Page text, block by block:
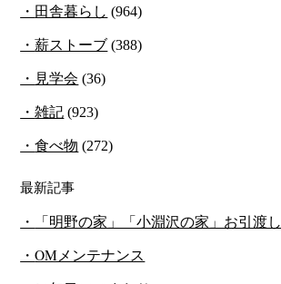
田舎暮らし (964)
薪ストーブ (388)
見学会 (36)
雑記 (923)
食べ物 (272)
最新記事
「明野の家」「小淵沢の家」お引渡し
OMメンテナンス